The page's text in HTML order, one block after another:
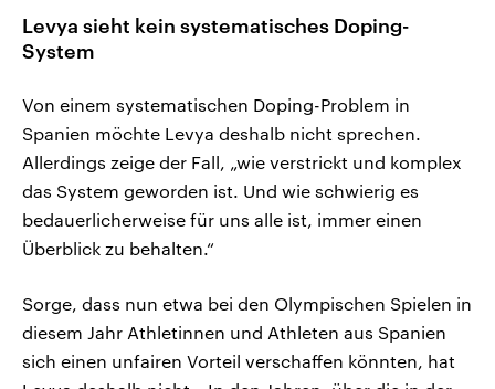
Levya sieht kein systematisches Doping-
System
Von einem systematischen Doping-Problem in
Spanien möchte Levya deshalb nicht sprechen.
Allerdings zeige der Fall, „wie verstrickt und komplex
das System geworden ist. Und wie schwierig es
bedauerlicherweise für uns alle ist, immer einen
Überblick zu behalten.“
Sorge, dass nun etwa bei den Olympischen Spielen in
diesem Jahr Athletinnen und Athleten aus Spanien
sich einen unfairen Vorteil verschaffen könnten, hat